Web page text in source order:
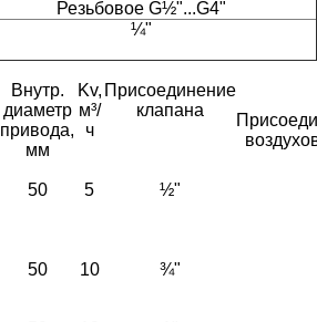
Резьбовое G½"...G4"
¼"
Внутр.
диаметр
привода,
мм
Kv,
м³/
ч
Присоединение
клапана
50 5 ½"
50 10 ¾"